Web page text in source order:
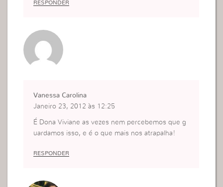
RESPONDER
Vanessa Carolina
Janeiro 23, 2012 às 12:25
É Dona Viviane as vezes nem percebemos que g
uardamos isso, e é o que mais nos atrapalha!
RESPONDER